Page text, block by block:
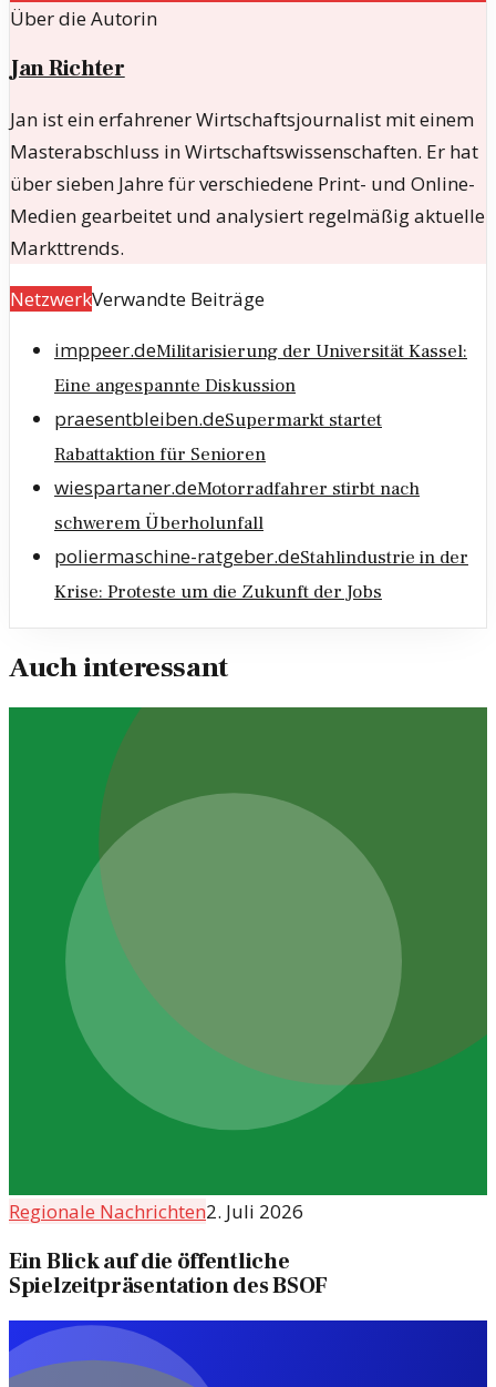
Über die Autorin
Jan Richter
Jan ist ein erfahrener Wirtschaftsjournalist mit einem
Masterabschluss in Wirtschaftswissenschaften. Er hat
über sieben Jahre für verschiedene Print- und Online-
Medien gearbeitet und analysiert regelmäßig aktuelle
Markttrends.
NetzwerkVerwandte Beiträge
imppeer.deMilitarisierung der Universität Kassel:
Eine angespannte Diskussion
praesentbleiben.deSupermarkt startet
Rabattaktion für Senioren
wiespartaner.deMotorradfahrer stirbt nach
schwerem Überholunfall
poliermaschine-ratgeber.deStahlindustrie in der
Krise: Proteste um die Zukunft der Jobs
Auch interessant
Regionale Nachrichten2. Juli 2026
Ein Blick auf die öffentliche
Spielzeitpräsentation des BSOF